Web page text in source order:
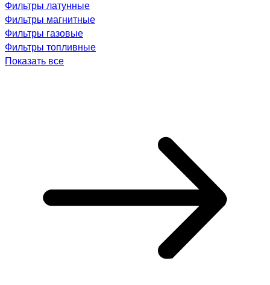
Фильтры латунные
Фильтры магнитные
Фильтры газовые
Фильтры топливные
Показать все